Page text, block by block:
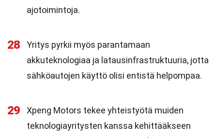
ajotoimintoja.
28
Yritys pyrkii myös parantamaan
akkuteknologiaa ja latausinfrastruktuuria, jotta
sähköautojen käyttö olisi entistä helpompaa.
29
Xpeng Motors tekee yhteistyötä muiden
teknologiayritysten kanssa kehittääkseen